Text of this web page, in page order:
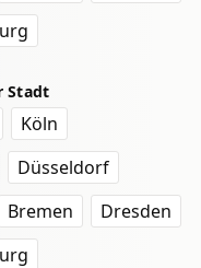
Stadt
Köln
Düsseldorf
Bremen
Dresden